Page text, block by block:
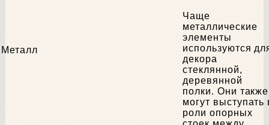
Металл
Чаще
металлические
элементы
используются
декора
стеклянной,
деревянной
полки. Они также
могут выступать
роли опорных